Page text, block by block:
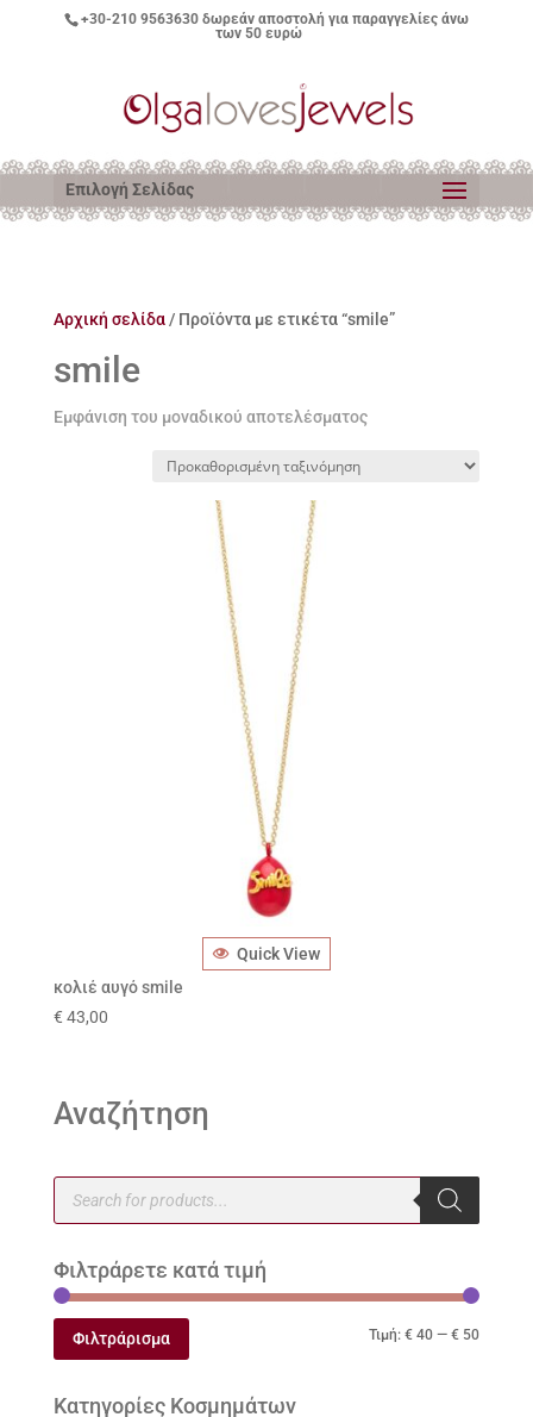
+30-210 9563630δωρεάν αποστολή για παραγγελίες άνω
των 50 ευρώ
Επιλογή Σελίδας
Αρχική σελίδα/ Προϊόντα με ετικέτα “smile”
smile
Εμφάνιση του μοναδικού αποτελέσματος
Quick View
κολιέ αυγό smile
€ 43,00
Αναζήτηση
Products
search
Φιλτράρετε κατά τιμή
Φιλτράρισμα Τιμή:€ 40 —€ 50
Κατηγορίες Κοσμημάτων